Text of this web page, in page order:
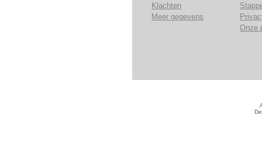
Klachten
Meer gegevens
Onze